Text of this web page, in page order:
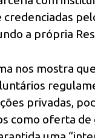
a própria
nos mostra
privadas,
como oferta de